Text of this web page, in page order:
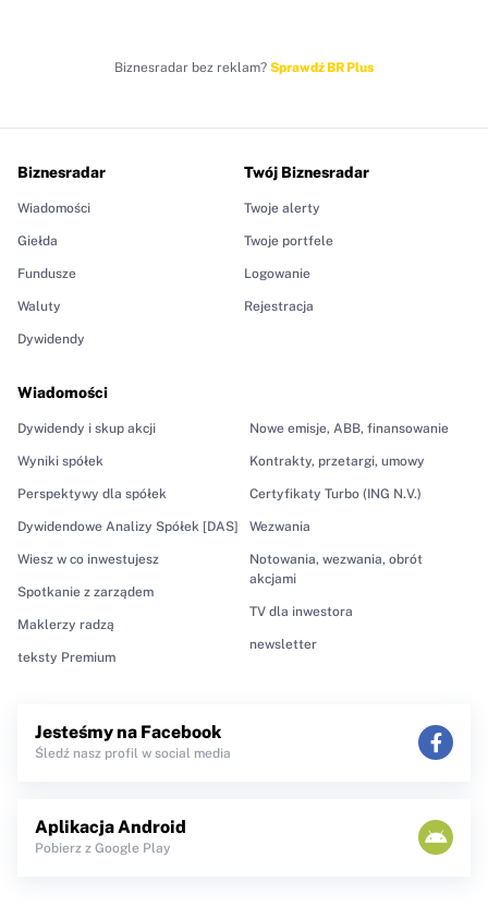
Biznesradar bez reklam? Sprawdź BR Plus
Biznesradar
Wiadomości
Giełda
Fundusze
Waluty
Dywidendy
Wiadomości
Dywidendy i skup akcji
Wyniki spółek
Perspektywy dla spółek
Dywidendowe Analizy Spółek [DAS]
Wiesz w co inwestujesz
Spotkanie z zarządem
Maklerzy radzą
teksty Premium
Nowe emisje, ABB, finansowanie
Kontrakty, przetargi, umowy
Certyfikaty Turbo (ING N.V.)
Wezwania
Notowania, wezwania, obrót
akcjami
TV dla inwestora
newsletter
Twój Biznesradar
Twoje alerty
Twoje portfele
Logowanie
Rejestracja
Jesteśmy na Facebook
Śledź nasz profil w social media
Aplikacja Android
Pobierz z Google Play